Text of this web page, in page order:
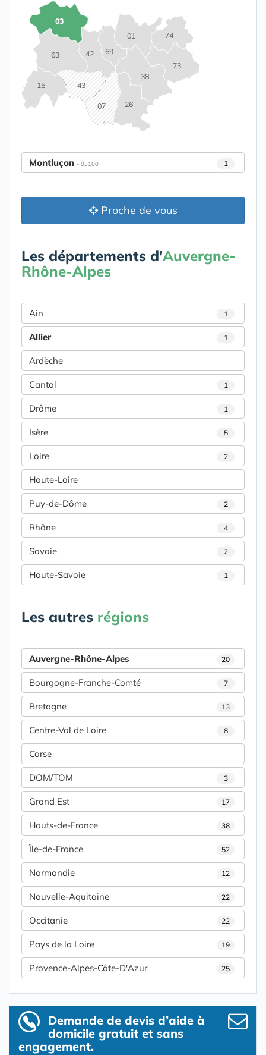
01
03
07
15
26
38
42
43
63
69
73
74
Montluçon - 03100 1
Proche de vous
Les départements d'Auvergne-
Rhône-Alpes
Ain 1
Allier 1
Ardèche
Cantal 1
Drôme 1
Isère 5
Loire 2
Haute-Loire
Puy-de-Dôme 2
Rhône 4
Savoie 2
Haute-Savoie 1
Les autres régions
Auvergne-Rhône-Alpes 20
Bourgogne-Franche-Comté 7
Bretagne 13
Centre-Val de Loire 8
Corse
DOM/TOM 3
Grand Est 17
Hauts-de-France 38
Île-de-France 52
Normandie 12
Nouvelle-Aquitaine 22
Occitanie 22
Pays de la Loire 19
Provence-Alpes-Côte-D'Azur 25
Demande de devis d’aide à
domicile gratuit et sans
engagement.